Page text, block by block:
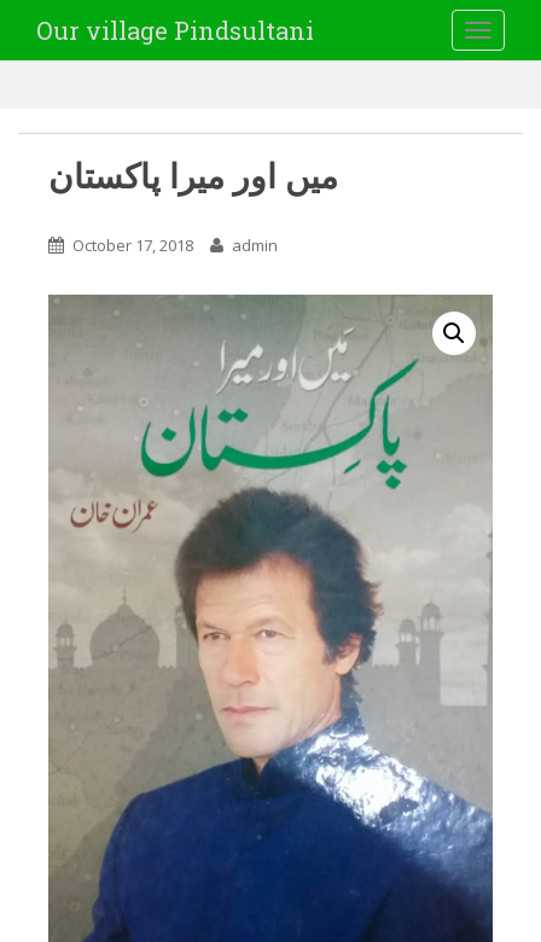
Our village Pindsultani
میں اور میرا پاکستان
October 17, 2018 admin